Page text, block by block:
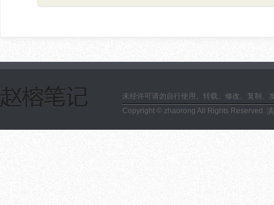
未经许可请勿自行使用、转载、修改、复制
Copyright © zhaorong All Rights Reserved.